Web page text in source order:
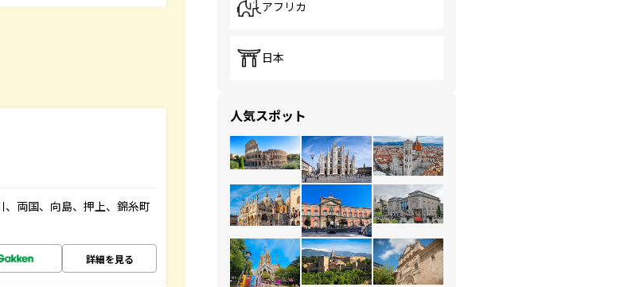
両国、向島、押上、錦糸町
詳細を見る
アフリカ
日本
人気スポット